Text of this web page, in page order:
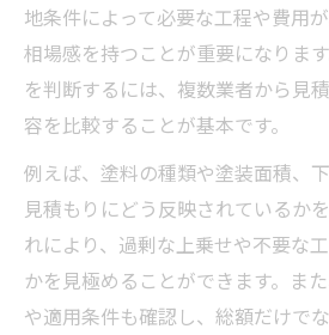
地条件によって必要な工程や費用
相場感を持つことが重要になりま
を判断するには、複数業者から見
容を比較することが基本です。
例えば、塗料の種類や塗装面積、
見積もりにどう反映されているか
れにより、過剰な上乗せや不要な
かを見極めることができます。ま
や適用条件も確認し、総額だけで